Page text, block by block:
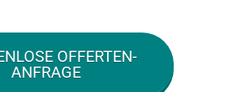
OFFERTEN-
ANFRAGE